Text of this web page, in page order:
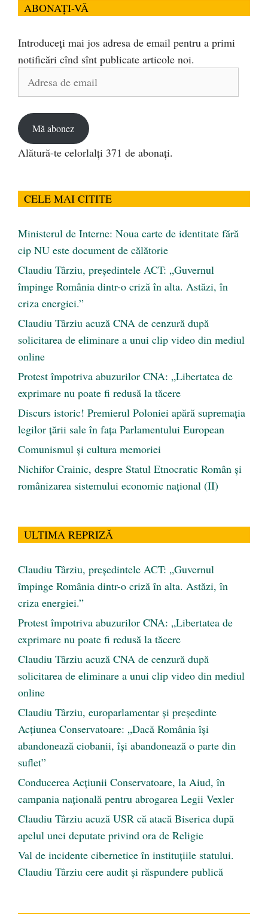
ABONAȚI-VĂ
Introduceți mai jos adresa de email pentru a primi
notificări cînd sînt publicate articole noi.
Adresa
Mă abonez
Alătură-te celorlalți 371 de abonați.
CELE MAI CITITE
Ministerul de Interne: Noua carte de identitate fără
cip NU este document de călătorie
Claudiu Târziu, președintele ACT: „Guvernul
împinge România dintr-o criză în alta. Astăzi, în
criza energiei.”
Claudiu Târziu acuză CNA de cenzură după
solicitarea de eliminare a unui clip video din mediul
online
Protest împotriva abuzurilor CNA: „Libertatea de
exprimare nu poate fi redusă la tăcere
Discurs istoric! Premierul Poloniei apără supremația
legilor țării sale în fața Parlamentului European
Comunismul şi cultura memoriei
Nichifor Crainic, despre Statul Etnocratic Român şi
românizarea sistemului economic naţional (II)
ULTIMA REPRIZĂ
Claudiu Târziu, președintele ACT: „Guvernul
împinge România dintr-o criză în alta. Astăzi, în
criza energiei.”
Protest împotriva abuzurilor CNA: „Libertatea de
exprimare nu poate fi redusă la tăcere
Claudiu Târziu acuză CNA de cenzură după
solicitarea de eliminare a unui clip video din mediul
online
Claudiu Târziu, europarlamentar și președinte
Acțiunea Conservatoare: „Dacă România își
abandonează ciobanii, își abandonează o parte din
suflet”
Conducerea Acțiunii Conservatoare, la Aiud, în
campania națională pentru abrogarea Legii Vexler
Claudiu Târziu acuză USR că atacă Biserica după
apelul unei deputate privind ora de Religie
Val de incidente cibernetice în instituțiile statului.
Claudiu Târziu cere audit și răspundere publică